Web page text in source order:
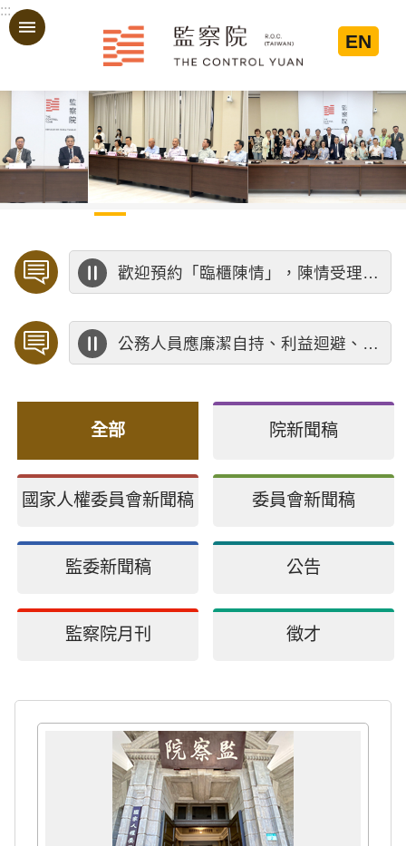
跳到主要內容區塊
:::
EN
歡迎預約「臨櫃陳情」，陳情受理中心將優先排定人員與您接談，釐清案情爭點後收案處理，以節省您的寶貴時間。
公務人員應廉潔自持、利益迴避、依法公正執行公務～考試院公務人員保障暨培訓委員會～
全部 院新聞稿
國家人權委員會新聞稿 委員會新聞稿
監委新聞稿 公告
監察院月刊 徵才